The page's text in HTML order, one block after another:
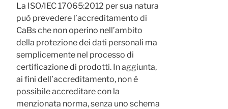
La ISO/IEC 17065:2012 per sua natura
può prevedere l’accreditamento di
CaBs che non operino nell’ambito
della protezione dei dati personali ma
semplicemente nel processo di
certificazione di prodotti. In aggiunta,
ai fini dell’accreditamento, non è
possibile accreditare con la
menzionata norma, senza uno schema